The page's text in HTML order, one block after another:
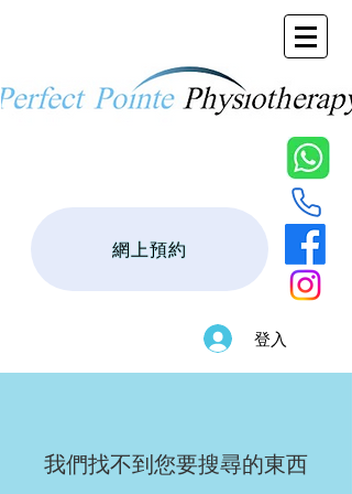
網上預約
登入
我們找不到您要搜尋的東西